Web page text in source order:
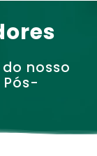
nosso